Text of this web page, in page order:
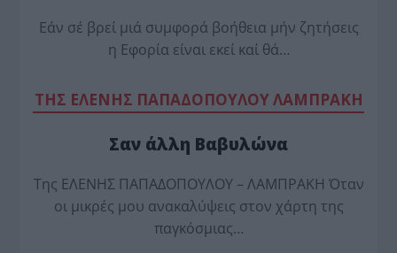
Εάν σέ βρεί μιά συμφορά βοήθεια μήν ζητήσεις
η Εφορία είναι εκεί καί θά…
TΗΣ ΕΛΕΝΗΣ ΠΑΠΑΔΟΠΟΥΛΟΥ ΛΑΜΠΡΑΚΗ
Σαν άλλη Βαβυλώνα
Της ΕΛΕΝΗΣ ΠΑΠΑΔΟΠΟΥΛΟΥ – ΛΑΜΠΡΑΚΗ Όταν
οι μικρές μου ανακαλύψεις στον χάρτη της
παγκόσμιας…